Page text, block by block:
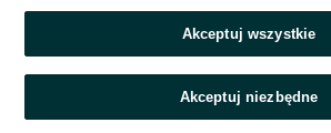
Zadzwoń / SMS
Akceptuj wszystkie
Akceptuj niezbędne